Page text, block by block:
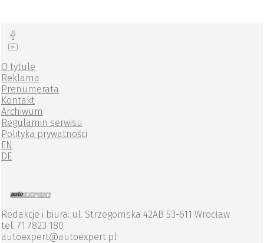
O tytule
Reklama
Prenumerata
Kontakt
Archiwum
Regulamin serwisu
Polityka prywatności
EN
DE
Redakcje i biura: ul. Strzegomska 42AB 53-611 Wrocław
tel. 71 7823 180
autoexpert@autoexpert.pl